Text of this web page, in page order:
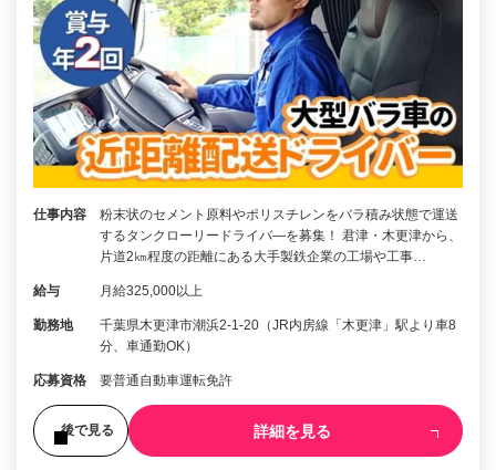
仕事内容
粉末状のセメント原料やポリスチレンをバラ積み状態で運送
するタンクローリードライバ―を募集！ 君津・木更津から、
片道2㎞程度の距離にある大手製鉄企業の工場や工事…
給与 月給325,000以上
勤務地
千葉県木更津市潮浜2-1-20（JR内房線「木更津」駅より車8
分、車通勤OK）
応募資格 要普通自動車運転免許
後で見る 詳細を見る